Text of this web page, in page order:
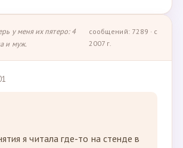
у меня их пятеро: 4
и муж.
сообщений: 7289 · с
2007 г.
я читала где-то на стенде в